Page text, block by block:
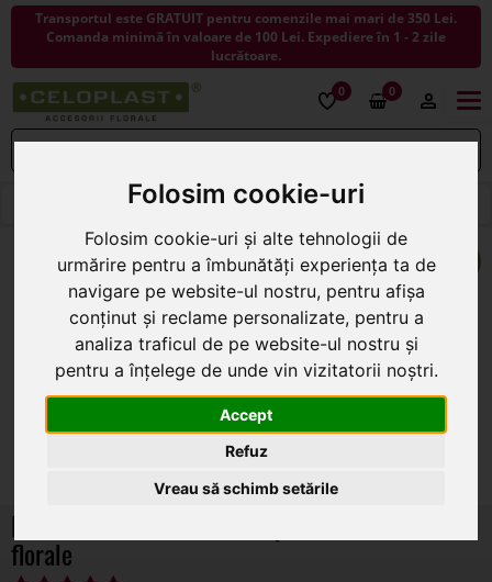
Folosim cookie-uri
Folosim cookie-uri și alte tehnologii de
urmărire pentru a îmbunătăți experiența ta de
navigare pe website-ul nostru, pentru afișa
conținut și reclame personalizate, pentru a
analiza traficul de pe website-ul nostru și
pentru a înțelege de unde vin vizitatorii noștri.
Accept
Refuz
Vreau să schimb setările
Transportul este GRATUIT pentru comenzile mai mari de 350 Lei.
Comanda minimă în valoare de 100 Lei. Expediere în 1 - 2 zile
lucrătoare.
0 0
< ÎNAPOI LA FLORI ARTIFICIALE
Buchet verdeata artificiala pentru aranjamente
florale